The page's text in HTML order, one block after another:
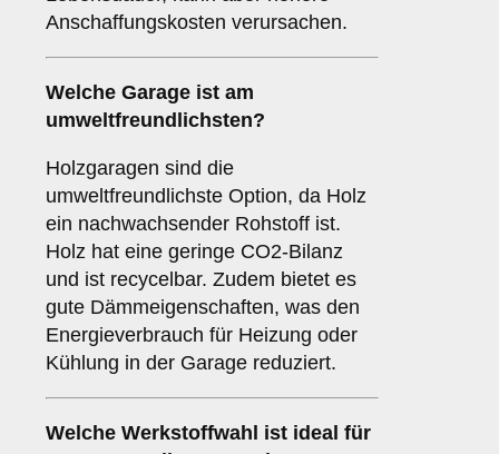
Anschaffungskosten verursachen.
Welche Garage ist am
umweltfreundlichsten?
Holzgaragen sind die
umweltfreundlichste Option, da Holz
ein nachwachsender Rohstoff ist.
Holz hat eine geringe CO2-Bilanz
und ist recycelbar. Zudem bietet es
gute Dämmeigenschaften, was den
Energieverbrauch für Heizung oder
Kühlung in der Garage reduziert.
Welche Werkstoffwahl ist ideal für